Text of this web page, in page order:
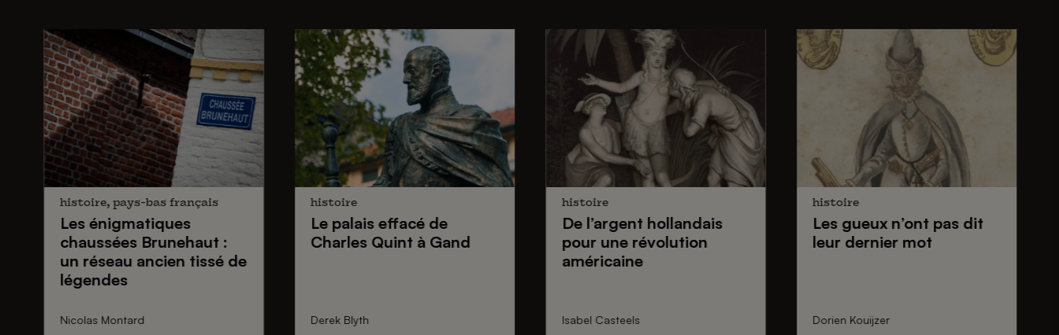
histoire, pays-bas français
Les énigmatiques
chaussées Brunehaut:
un réseau ancien tissé de
légendes
Nicolas Montard
histoire
Le palais effacé de
Charles Quintà Gand
Derek Blyth
histoire
De l’argent hollandais
pour une révolution
américaine
Isabel Casteels
histoire
Les gueuxn’ont pas dit
leur dernier mot
Dorien Kouijzer